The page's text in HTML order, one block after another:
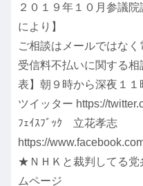
２０１９年１０月参議
により】
ご相談はメールではなく
受信料不払いに関する
表】朝９時から深夜１１
ツイッター https://
ﾌｪｲｽﾌﾞｯｸ 立花孝志
https://
★ＮＨＫと裁判してる党
ムページ